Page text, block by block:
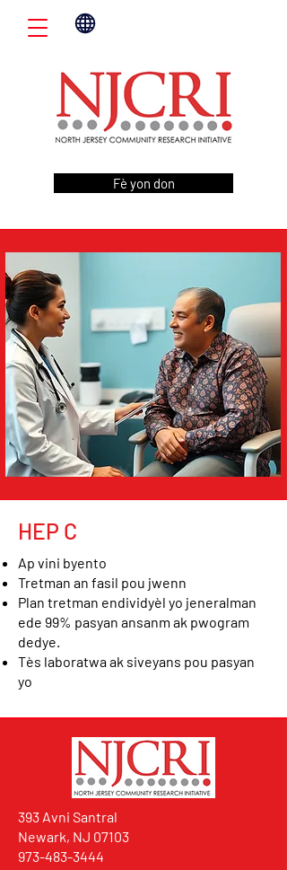
Fè yon don
HEP C
Ap vini byento
Tretman an fasil pou jwenn
Plan tretman endividyèl yo jeneralman
ede 99% pasyan ansanm ak pwogram
dedye.
Tès laboratwa ak siveyans pou pasyan
yo
393 Avni Santral
Newark, NJ 07103
973-483-3444